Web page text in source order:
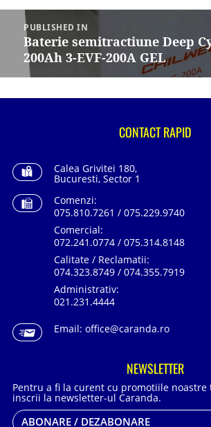
Navigare
articole
PUBLISHED IN
Baterie semitractiune Deep
200Ah 3-EVF-200A GEL
CONTACT RAPID
Calea Grivitei 180,
Bucuresti, Sector 1
Comenzi:
075.810.7261 / 075.229.9740
Comercial:
072.241.0774 / 075.314.8148
Calitate / Reclamatii:
074.323.8749 / 074.355.7919
Administrativ:
021.231.4444
Email: office@caranda.ro
NEWSLETTER
Pentru a fi la curent cu promotiile noastre
inscrii la newsletter-ul Caranda.
ABONARE / DEZABONARE